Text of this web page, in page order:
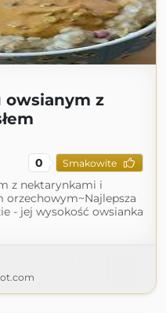
owsianym z
0 Smakowite
z nektarynkami i
orzechowym~Najlepsza
- jej wysokość owsianka